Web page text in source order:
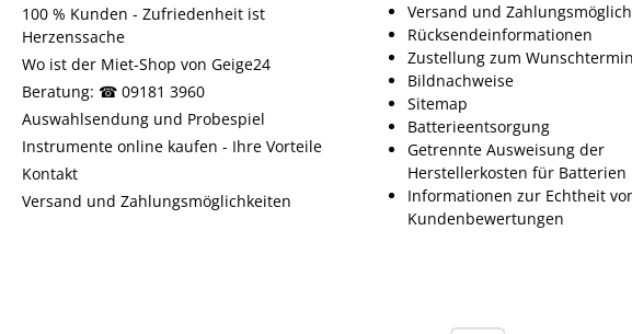
100 % Kunden - Zufriedenheit ist
Herzenssache
Wo ist der Miet-Shop von Geige24
Beratung: ☎ 09181 3960
Auswahlsendung und Probespiel
Instrumente online kaufen - Ihre Vorteile
Kontakt
Versand und Zahlungsmöglichkeiten
Versand und
Rücksendeinformationen
Zustellung zum Wunschtermin
Bildnachweise
Sitemap
Batterieentsorgung
Getrennte Ausweisung der
Herstellerkosten für Batterien
Informationen zur Echtheit
Kundenbewertungen